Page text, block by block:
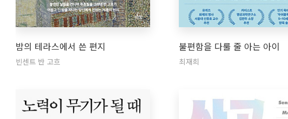
밤의 테라스에서 쓴 편지
빈센트 반 고흐
불편함을 다룰 줄 아는 아이
최재희